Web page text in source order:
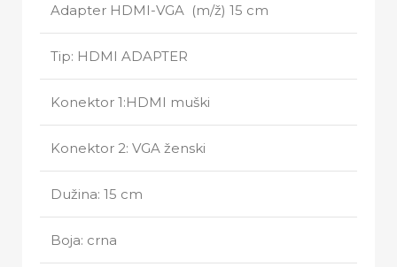
Adapter HDMI-VGA (m/ž) 15 cm
Tip: HDMI ADAPTER
Konektor 1:HDMI muški
Konektor 2: VGA ženski
Dužina: 15 cm
Boja: crna